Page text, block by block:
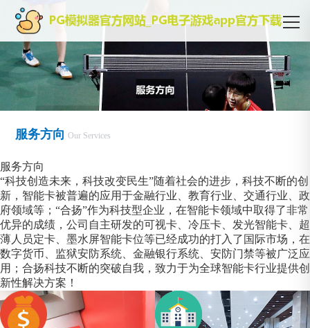
服务方向 Our Services
服务方向
“科技创造未来，科技改变民生”随着社会的进步，科技不断的创
新，智能卡被普遍的应用于金融行业、教育行业、交通行业、政
府领域等；“合扬”作为科技型企业，在智能卡领域中取得了非常
优异的成绩，公司自主研发的可视卡、冷压卡、发光智能卡、超
薄人员定卡、墨水屏智能卡位等已经成功的打入了国际市场，在
数字货币、监狱安防系统、金融银行系统、安防门禁等被广泛应
用；合扬科技不断的突破自我，致力于为全球智能卡行业提供创
新性解决方案！